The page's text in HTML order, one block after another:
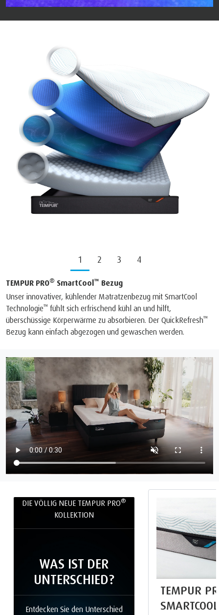
1 2 3 4
TEMPUR PRO® SmartCool™ Bezug
Unser innovativer, kühlender Matratzenbezug mit SmartCool
Technologie™ fühlt sich erfrischend kühl an und hilft,
überschüssige Körperwärme zu absorbieren. Der QuickRefresh™
Bezug kann einfach abgezogen und gewaschen werden.
DIE VÖLLIG NEUE TEMPUR PRO®
KOLLEKTION
WAS IST DER
UNTERSCHIED?
Entdecken Sie den Unterschied
TEMPUR
SMARTCOOL